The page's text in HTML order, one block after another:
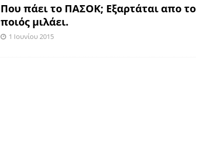
Που πάει το ΠΑΣΟΚ; Εξαρτάται απο το
ποιός μιλάει.
1 Ιουνίου 2015